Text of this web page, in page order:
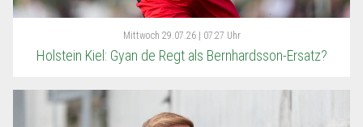
Mittwoch 29.07.26 | 07:27 Uhr
Holstein Kiel: Gyan de Regt als Bernhardsson-Ersatz?